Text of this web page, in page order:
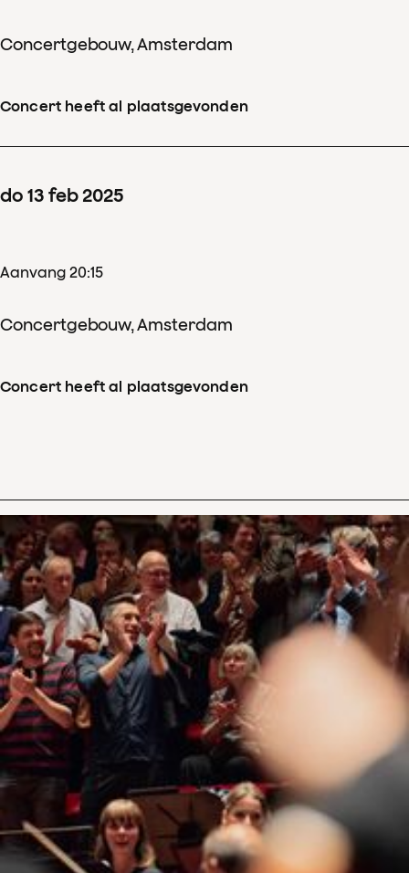
Concertgebouw, Amsterdam
Concert heeft al plaatsgevonden
do 13 feb2025
Aanvang 20:15
Concertgebouw, Amsterdam
Concert heeft al plaatsgevonden